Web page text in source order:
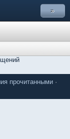
»
прочитанными ·